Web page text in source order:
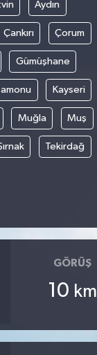
Aydın
Çankırı Çorum
Gümüşhane
Kayseri
Muğla Muş
Tekirdağ
GÖRÜŞ
10 km